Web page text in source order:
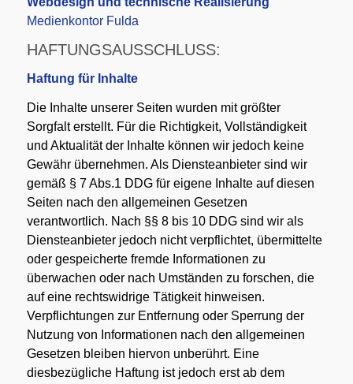
Medienkontor Fulda
HAFTUNGSAUSSCHLUSS:
Haftung für Inhalte
Die Inhalte unserer Seiten wurden mit größter
Sorgfalt erstellt. Für die Richtigkeit, Vollständigkeit
und Aktualität der Inhalte können wir jedoch keine
Gewähr übernehmen. Als Diensteanbieter sind wir
gemäß § 7 Abs.1 DDG für eigene Inhalte auf diesen
Seiten nach den allgemeinen Gesetzen
verantwortlich. Nach §§ 8 bis 10 DDG sind wir als
Diensteanbieter jedoch nicht verpflichtet, übermittelte
oder gespeicherte fremde Informationen zu
überwachen oder nach Umständen zu forschen, die
auf eine rechtswidrige Tätigkeit hinweisen.
Verpflichtungen zur Entfernung oder Sperrung der
Nutzung von Informationen nach den allgemeinen
Gesetzen bleiben hiervon unberührt. Eine
diesbezügliche Haftung ist jedoch erst ab dem